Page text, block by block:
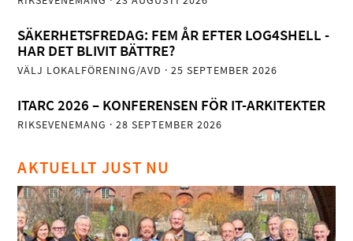
SÄKERHETSFREDAG: FEM ÅR EFTER LOG4SHELL -
HAR DET BLIVIT BÄTTRE?
VÄLJ LOKALFÖRENING/AVD · 25 SEPTEMBER 2026
ITARC 2026 – KONFERENSEN FÖR IT-ARKITEKTER
RIKSEVENEMANG · 28 SEPTEMBER 2026
AKTUELLT JUST NU